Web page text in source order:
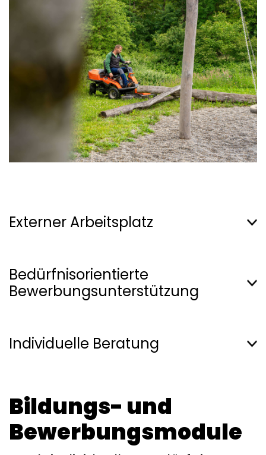
Externer Arbeitsplatz
Bedürfnisorientierte
Bewerbungsunterstützung
Individuelle Beratung
Bildungs- und
Bewerbungsmodule